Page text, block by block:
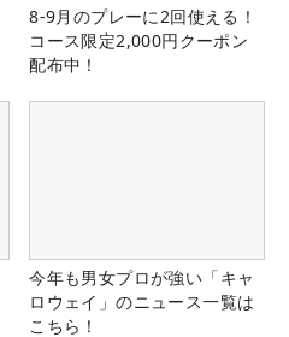
8-9月のプレーに2回使える！
コース限定2,000円クーポン
配布中！
今年も男女プロが強い「キャ
ロウェイ」のニュース一覧は
こちら！